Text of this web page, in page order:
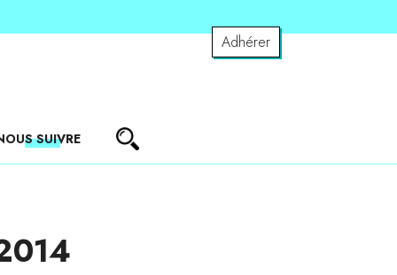
Adhérer
SUIVRE